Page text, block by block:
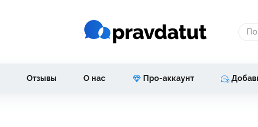
Отзывы О нас Про-аккаунт